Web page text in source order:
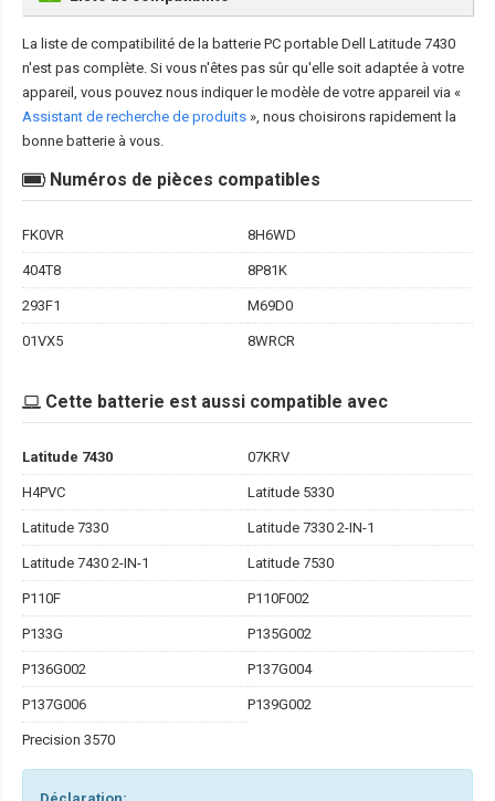
La liste de compatibilité de la batterie PC portable Dell Latitude 7430
n'est pas complète. Si vous n'êtes pas sûr qu'elle soit adaptée à votre
appareil, vous pouvez nous indiquer le modèle de votre appareil via «
Assistant de recherche de produits », nous choisirons rapidement la
bonne batterie à vous.
Numéros de pièces compatibles
FK0VR 8H6WD
404T8 8P81K
293F1 M69D0
01VX5 8WRCR
Cette batterie est aussi compatible avec
Latitude 7430 07KRV
H4PVC Latitude 5330
Latitude 7330 Latitude 7330 2-IN-1
Latitude 7430 2-IN-1 Latitude 7530
P110F P110F002
P133G P135G002
P136G002 P137G004
P137G006 P139G002
Precision 3570